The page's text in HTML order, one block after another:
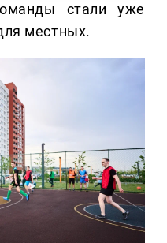
стали уже
местных.